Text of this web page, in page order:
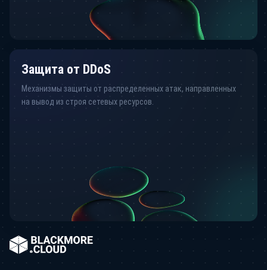
Защита от DDoS
Механизмы защиты от распределенных атак, направленных
на вывод из строя сетевых ресурсов.